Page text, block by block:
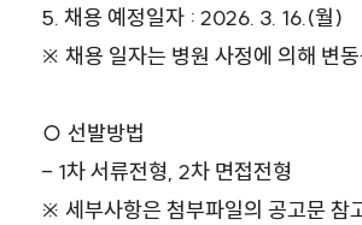
5. 채용 예정일자 : 2026. 3. 16.(월)
※ 채용 일자는 병원 사정에 의해 변
○ 선발방법
- 1차 서류전형, 2차 면접전형
※ 세부사항은 첨부파일의 공고문 참